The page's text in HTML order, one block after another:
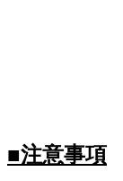
→ ご返金金
→ ご返金金
■注意事項